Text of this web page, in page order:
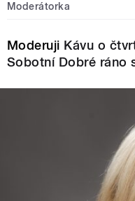
Moderátorka
Moderuji Kávu o
Sobotní Dobré ráno